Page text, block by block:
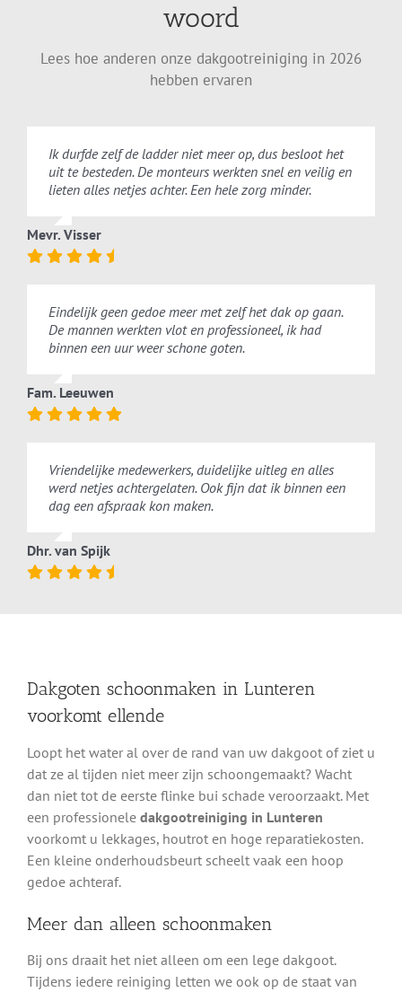
woord
Lees hoe anderen onze dakgootreiniging in 2026
hebben ervaren
Ik durfde zelf de ladder niet meer op, dus besloot het
uit te besteden. De monteurs werkten snel en veilig en
lieten alles netjes achter. Een hele zorg minder.
Mevr. Visser
Eindelijk geen gedoe meer met zelf het dak op gaan.
De mannen werkten vlot en professioneel, ik had
binnen een uur weer schone goten.
Fam. Leeuwen
Vriendelijke medewerkers, duidelijke uitleg en alles
werd netjes achtergelaten. Ook fijn dat ik binnen een
dag een afspraak kon maken.
Dhr. van Spijk
Dakgoten schoonmaken in Lunteren
voorkomt ellende
Loopt het water al over de rand van uw dakgoot of ziet u
dat ze al tijden niet meer zijn schoongemaakt? Wacht
dan niet tot de eerste flinke bui schade veroorzaakt. Met
een professionele dakgootreiniging in Lunteren
voorkomt u lekkages, houtrot en hoge reparatiekosten.
Een kleine onderhoudsbeurt scheelt vaak een hoop
gedoe achteraf.
Meer dan alleen schoonmaken
Bij ons draait het niet alleen om een lege dakgoot.
Tijdens iedere reiniging letten we ook op de staat van